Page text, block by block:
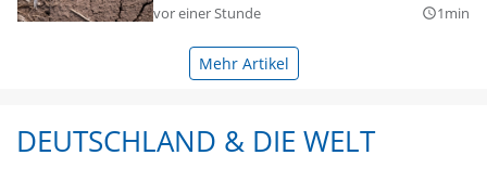
vor einer Stunde query_builder1min
Mehr Artikel
DEUTSCHLAND & DIE WELT